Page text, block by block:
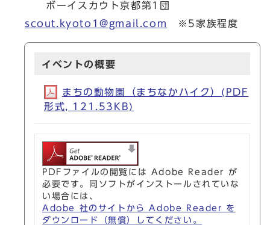
ボーイスカウト京都第1団
scout.kyoto1@gmail.com
※5家族程度
イベントの概要
まちの動物園（まちなかハイク）(PDF
形式, 121.53KB)
PDFファイルの閲覧には Adobe Reader が
必要です。同ソフトがインストールされていな
い場合には、
Adobe 社のサイトから Adobe Reader を
ダウンロード（無償）してください。